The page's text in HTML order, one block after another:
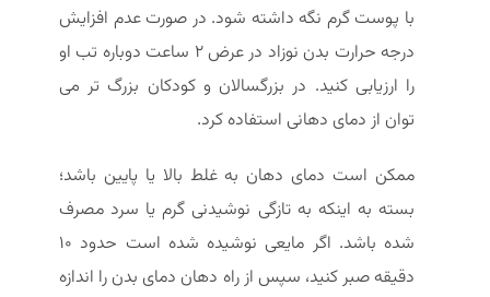
با پوست گرم نگه داشته شود. در صورت عدم افزایش
درجه حرارت بدن نوزاد در عرض 2 ساعت دوباره تب او
را ارزیابی کنید. در بزرگسالان و کودکان بزرگ تر می
توان از دمای دهانی استفاده کرد.
ممکن است دمای دهان به غلط بالا یا پایین باشد؛
بسته به اینکه به تازگی نوشیدنی گرم یا سرد مصرف
شده باشد. اگر مایعی نوشیده شده است حدود 10
دقیقه صبر کنید، سپس از راه دهان دمای بدن را اندازه